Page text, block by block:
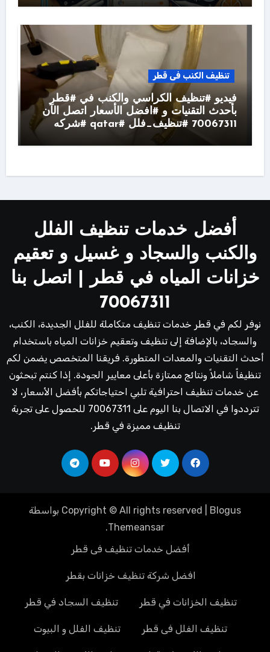
تنظيف الكنب فى قطر
فيديو #تنظيف الكراسي والكنب في #قطر
بأحدث التقنيات و #افضل الأسعار اتصل الآن
70067311 #تنظيف_فلل #qatar #شركه
أفضل خدمات تنظيف الفلل
والكنب والسجاد و غسيل و تعقيم
خزانات المياه في قطر | اتصل بنا
70067311
نوفر لكم في قطر خدمات تنظيف متكاملة للفلل الجديدة، الكنب،
والسجاد، بالإضافة إلى تنظيف وتعقيم خزانات المياه باستخدام
أحدث التقنيات والمعدات المتطورة. فريقنا المتخصص يضمن لكم
تنظيفاً شاملاً ونتائج ممتازة بأعلى معايير الجودة. إذا كنتم تبحثون
عن خدمات تنظيف احترافية تلبي احتياجاتكم بأفضل الأسعار، لا
تترددوا في الاتصال بنا اليوم على 70067311 للحصول على تجربة
تنظيف مميزة في قطر.
Copyright © All rights reserved Blogus
بواسطة
Themeansar
.
أفضل خدمات تنظيف فى قطر
افضل شركة تنظيف خزانات بقطر
تنظيف الخزانات في قطر تنظيف السجاد في قطر
تنظيف الفلل فى قطر تنظيف الفلل و البيوت